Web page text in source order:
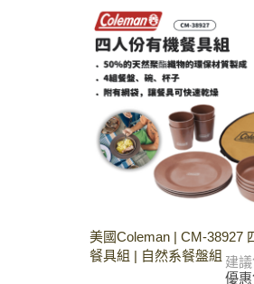
美國Coleman | CM-38927
餐具組 | 自然系餐盤組 建
優